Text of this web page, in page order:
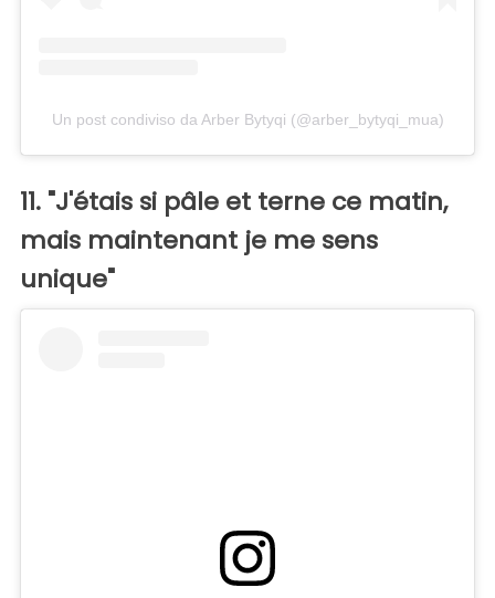
Un post condiviso da Arber Bytyqi (@arber_bytyqi_mua)
11. "J'étais si pâle et terne ce matin,
mais maintenant je me sens
unique"